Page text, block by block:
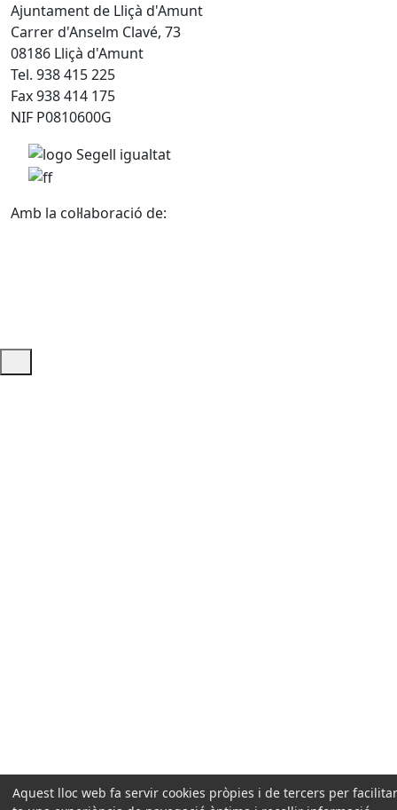
Ajuntament de Lliçà d'Amunt
Carrer d'Anselm Clavé, 73
08186 Lliçà d'Amunt
Tel. 938 415 225
Fax 938 414 175
NIF P0810600G
Amb la col·laboració de:
Aquest lloc web fa servir cookies pròpies i de tercers per